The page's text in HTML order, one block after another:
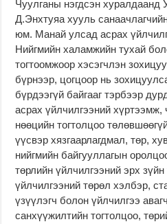
Чуулганы нэгдсэн
Д.Энхтуяа хууль
юм. Манай улсад асрах
Нийгмийн халамжийн тухай
тогтоомжоор хэсэгчлэн
бүрнээр, цогцоор нь
бүрдээгүй байгааг тэрбээр
асрах үйлчилгээний хүртээмж,
нөөцийн тогтолцоо
үүсвэр хязгаарлагдмал, төр,
нийгмийн байгууллагын
төрлийн үйлчилгээний эрх
үйлчилгээний төрөл хэлбэр,
үзүүлэгч болон үйлчилгээ
санхүүжилтийн тогтолцоо,